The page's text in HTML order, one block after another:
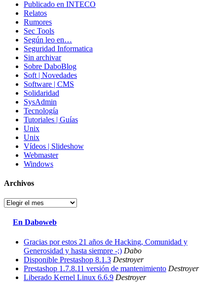
Publicado en INTECO
Relatos
Rumores
Sec Tools
Según leo en…
Seguridad Informatica
Sin archivar
Sobre DaboBlog
Soft | Novedades
Software | CMS
Solidaridad
SysAdmin
Tecnología
Tutoriales | Guías
Unix
Unix
Vídeos | Slideshow
Webmaster
Windows
Archivos
Archivos
En Daboweb
Gracias por estos 21 años de Hacking, Comunidad y
Generosidad y hasta siempre -;) Dabo
Disponible Prestashop 8.1.3 Destroyer
Prestashop 1.7.8.11 versión de mantenimiento Destroyer
Liberado Kernel Linux 6.6.9 Destroyer